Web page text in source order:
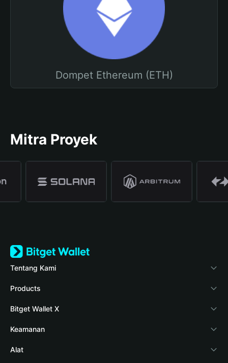
Dompet Ethereum (ETH)
Mitra Proyek
Tentang Kami
Bitget Wallet
Blog
Verifikasi keaslian
Berita kripto
Products
Crypto Card
Stablecoin Earn
Payfi Crypto
Bitget Wallet X
Pengembang
Hubungkan dompet
Keamanan
Dana perlindungan
Alat